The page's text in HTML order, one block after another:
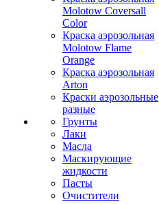
Molotow Coversall
Color
Краска аэрозольная
Molotow Flame
Orange
Краска аэрозольная
Arton
Краски аэрозольные
разные
Грунты
Лаки
Масла
Маскирующие
жидкости
Пасты
Очистители